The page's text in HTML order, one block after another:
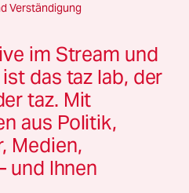
Verständigung
im Stream und
das taz lab, der
taz. Mit
aus Politik,
Medien,
und Ihnen